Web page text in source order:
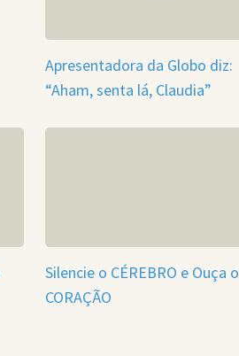
Apresentadora da Globo diz:
“Aham, senta lá, Claudia”
Silencie o CÉREBRO e Ouça o
CORAÇÃO